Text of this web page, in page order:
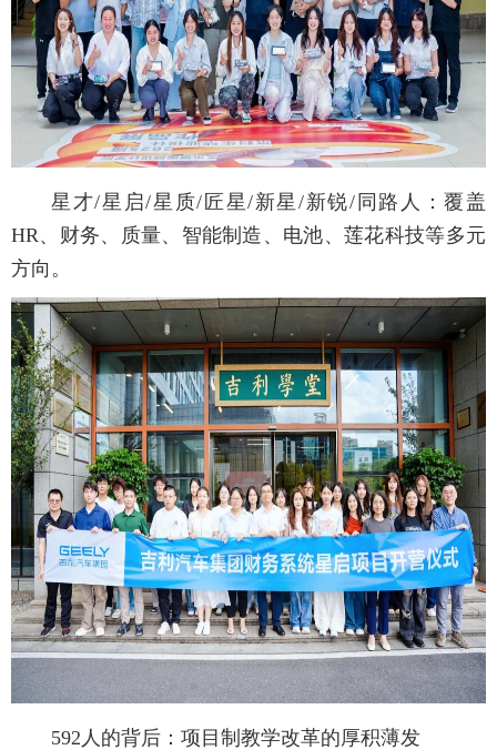
星才/星启/星质/匠星/新星/新锐/同路人：覆盖
HR、财务、质量、智能制造、电池、莲花科技等多元
方向。
592人的背后：项目制教学改革的厚积薄发